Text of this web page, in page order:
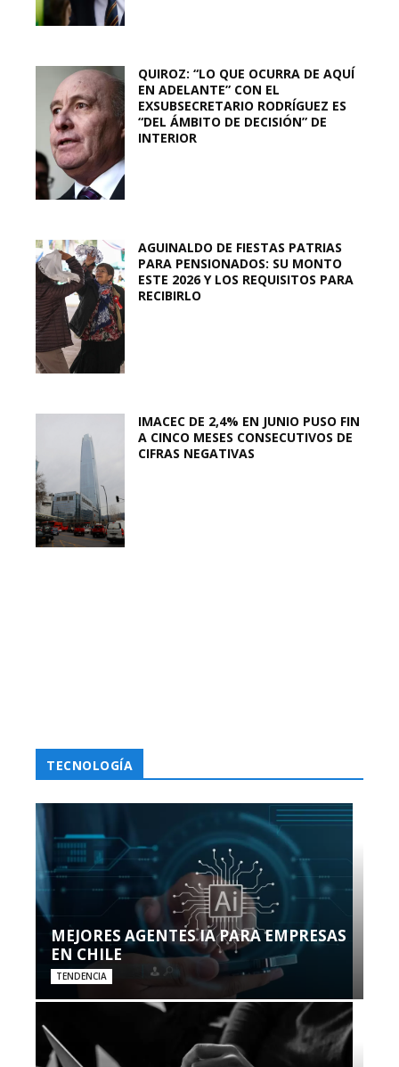
QUIROZ: “LO QUE OCURRA DE AQUÍ
EN ADELANTE” CON EL
EXSUBSECRETARIO RODRÍGUEZ ES
“DEL ÁMBITO DE DECISIÓN” DE
INTERIOR
AGUINALDO DE FIESTAS PATRIAS
PARA PENSIONADOS: SU MONTO
ESTE 2026 Y LOS REQUISITOS PARA
RECIBIRLO
IMACEC DE 2,4% EN JUNIO PUSO FIN
A CINCO MESES CONSECUTIVOS DE
CIFRAS NEGATIVAS
TECNOLOGÍA
MEJORES AGENTES IA PARA EMPRESAS
EN CHILE
TENDENCIA